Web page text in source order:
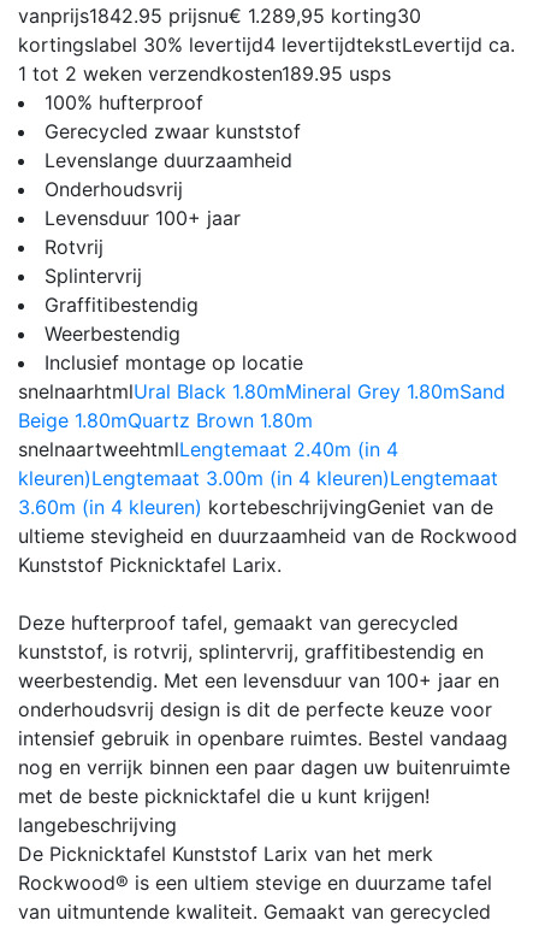
vanprijs1842.95 prijsnu€ 1.289,95 korting30
kortingslabel 30% levertijd4 levertijdtekstLevertijd ca.
1 tot 2 weken verzendkosten189.95 usps
100% hufterproof
Gerecycled zwaar kunststof
Levenslange duurzaamheid
Onderhoudsvrij
Levensduur 100+ jaar
Rotvrij
Splintervrij
Graffitibestendig
Weerbestendig
Inclusief montage op locatie
snelnaarhtmlUral Black 1.80mMineral Grey 1.80mSand
Beige 1.80mQuartz Brown 1.80m
snelnaartweehtmlLengtemaat 2.40m (in 4
kleuren)Lengtemaat 3.00m (in 4 kleuren)Lengtemaat
3.60m (in 4 kleuren) kortebeschrijvingGeniet van de
ultieme stevigheid en duurzaamheid van de Rockwood
Kunststof Picknicktafel Larix.
Deze hufterproof tafel, gemaakt van gerecycled
kunststof, is rotvrij, splintervrij, graffitibestendig en
weerbestendig. Met een levensduur van 100+ jaar en
onderhoudsvrij design is dit de perfecte keuze voor
intensief gebruik in openbare ruimtes. Bestel vandaag
nog en verrijk binnen een paar dagen uw buitenruimte
met de beste picknicktafel die u kunt krijgen!
langebeschrijving
De Picknicktafel Kunststof Larix van het merk
Rockwood® is een ultiem stevige en duurzame tafel
van uitmuntende kwaliteit. Gemaakt van gerecycled